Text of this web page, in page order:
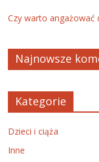
Czy warto angażować
Najnowsze
Kategorie
Dzieci i ciąża
Inne